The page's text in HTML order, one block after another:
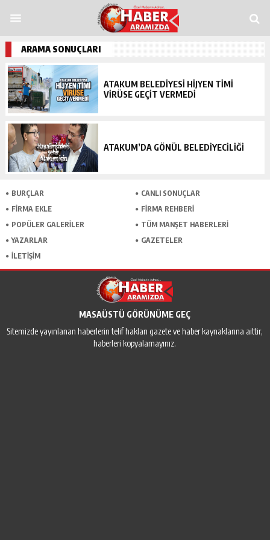
grandpashabetfunbahistümbetbetosfer
ARAMA SONUÇLARI
ATAKUM BELEDIYESI HIJYEN TIMI
VIRÜSE GEÇIT VERMEDI
ATAKUM’DA GÖNÜL BELEDIYECILIĞI
BURÇLAR
CANLI SONUÇLAR
FİRMA EKLE
FİRMA REHBERİ
POPÜLER GALERİLER
TÜM MANŞET HABERLERİ
YAZARLAR
GAZETELER
İLETİŞİM
MASAÜSTÜ GÖRÜNÜME GEÇ
Sitemizde yayınlanan haberlerin telif hakları gazete ve haber kaynaklarına aittir,
haberleri kopyalamayınız.